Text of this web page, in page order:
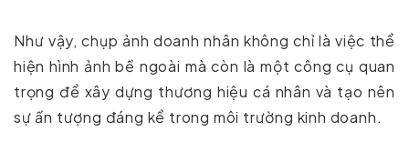
Như vậy, chụp ảnh doanh nhân không chỉ là việc thể
hiện hình ảnh bề ngoài mà còn là một công cụ quan
trọng để xây dựng thương hiệu cá nhân và tạo nên
sự ấn tượng đáng kể trong môi trường kinh doanh.